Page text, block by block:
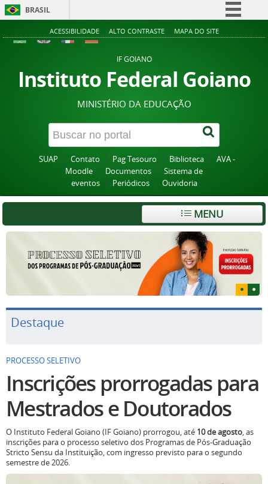
BRASIL
Simplifique!
Acesso à informação
Legislação
Canais
ACESSIBILIDADE ALTO CONTRASTE MAPA DO SITE
IF GOIANO
Instituto Federal Goiano
MINISTÉRIO DA EDUCAÇÃO
SUAP Contato Pag Tesouro Biblioteca
AVA -
Moodle
Documentos
Sistema de
eventos
Periódicos Ouvidoria
MENU
Destaque
PROCESSO SELETIVO
Inscrições prorrogadas para
Mestrados e Doutorados
O Instituto Federal Goiano (IF Goiano) prorrogou, até 10 de agosto, as
inscrições para o processo seletivo dos Programas de Pós-Graduação
Stricto Sensu da Instituição, com ingresso previsto para o segundo
semestre de 2026.